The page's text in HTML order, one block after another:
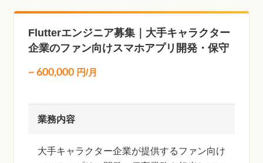
Flutterエンジニア募集｜大手キャラクター
企業のファン向けスマホアプリ開発・保守
~ 600,000 円/月
業務内容
大手キャラクター企業が提供するファン向け